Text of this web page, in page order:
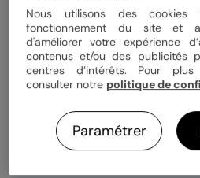
Papier
Nous utilisons des
fonctionnement du site et
d'améliorer votre expérience
contenus et/ou des publicités
centres d’intérêts. Pour plus
consulter notre politique de
Paramétrer